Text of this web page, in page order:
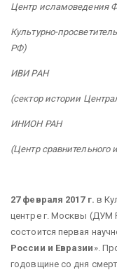
Центр исламоведения
Культурно-
РФ)
ИВИ РАН
(сектор истории
ИНИОН РАН
(Центр
27 февраля 2017 г. в
центре г. Москвы (ДУМ
состоится первая
России и Евразии ».
годовщине со дня